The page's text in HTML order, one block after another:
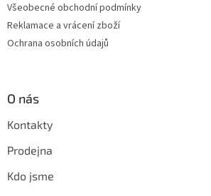
Všeobecné obchodní podmínky
Reklamace a vrácení zboží
Ochrana osobních údajů
O nás
Kontakty
Prodejna
Kdo jsme